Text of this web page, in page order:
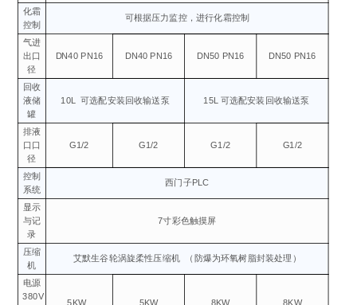
化霜
控制
可根据压力监控，进行化霜控制
气进
出口
径
DN40 PN16 DN40 PN16 DN50 PN16 DN50 PN16
回收
液储
罐
10L 可选配安装回收输送泵 15L 可选配安装回收输送泵
排液
口口
径
G1/2 G1/2 G1/2 G1/2
控制
系统
西门子PLC
显示
与记
录
7寸彩色触摸屏
压缩
机
艾默生谷轮涡旋柔性压缩机 （防爆为环氧树脂封装处理）
电源
380V
5KW 5KW 8KW 8KW